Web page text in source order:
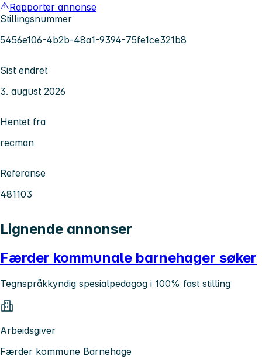
Rapporter annonse
Stillingsnummer
5456e106-4b2b-48a1-9394-75fe1ce321b8
Sist endret
3. august 2026
Hentet fra
recman
Referanse
481103
Lignende annonser
Færder kommunale barnehager søker
Tegnspråkkyndig spesialpedagog i 100% fast stilling
Arbeidsgiver
Færder kommune Barnehage